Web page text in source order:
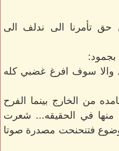
حق تأمرنا الى ندلف الى
بجمود:
والا سوف افرغ غضبي كله
من الخارج بينما الفرح
في الحقيقه... شعرت
فتنحنحت مصدرة صوتا